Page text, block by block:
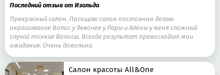
Последний отзыв от Изольда
Прекрасный салон. Посещаю салон постоянно делаю
окрашивание Волос у девочек у Лары и Алёны у меня сложный
случай тонкие Волосы. Всегда результат превосходит мои
ожидания. Очень довольна.
Салон красоты All&One